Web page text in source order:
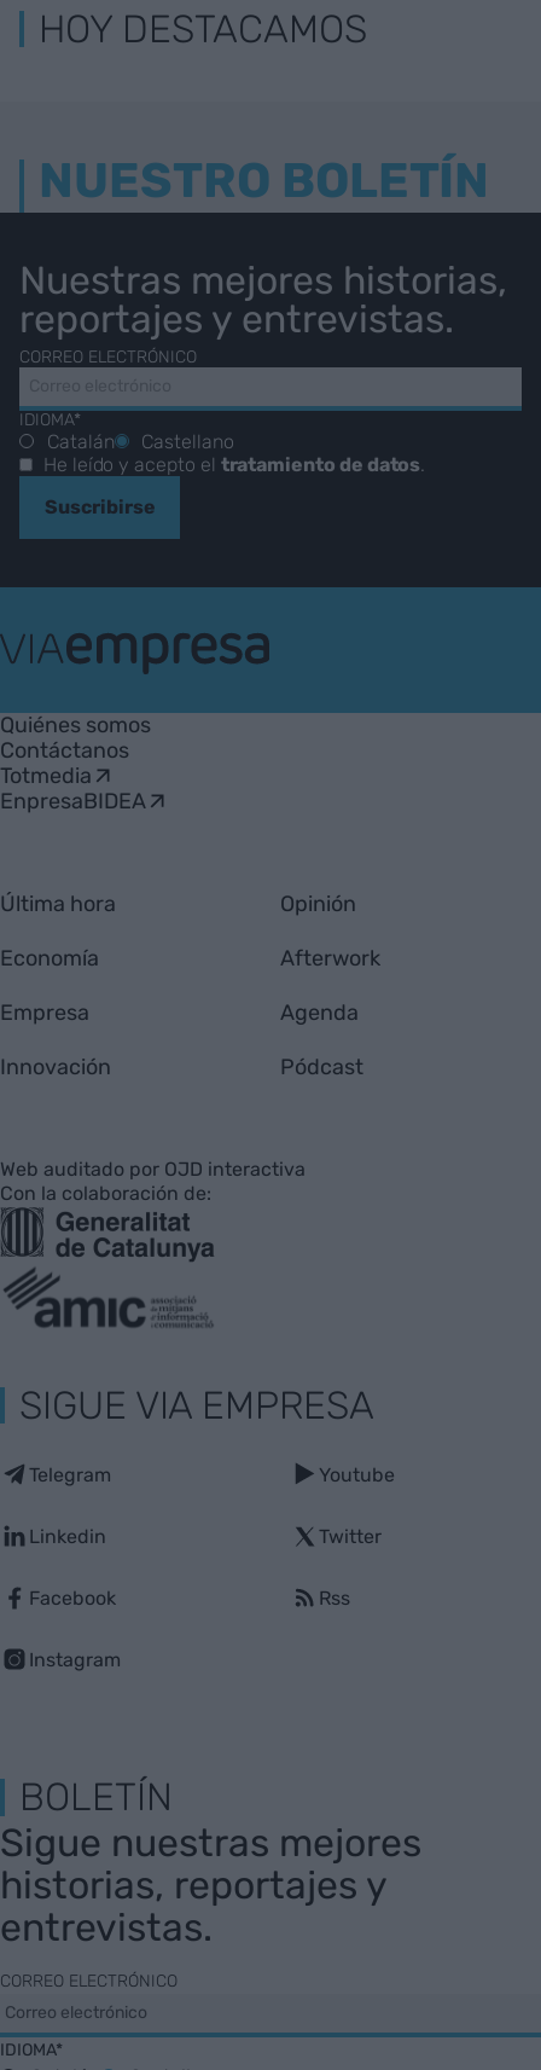
HOY DESTACAMOS
NUESTRO BOLETÍN
Nuestras mejores historias,
reportajes y entrevistas.
CORREO ELECTRÓNICO
IDIOMA*
Catalán
Castellano
He leído y acepto el tratamiento de datos.
Suscribirse
Empresa
Quiénes somos
Contáctanos
Totmedia
EnpresaBIDEA
Última hora
Economía
Empresa
Innovación
Opinión
Afterwork
Agenda
Pódcast
Web auditado por OJD interactiva
Con la colaboración de:
SIGUE VIA EMPRESA
Telegram
Linkedin
Facebook
Instagram
Youtube
Twitter
Rss
BOLETÍN
Sigue nuestras mejores
historias, reportajes y
entrevistas.
CORREO ELECTRÓNICO
IDIOMA*